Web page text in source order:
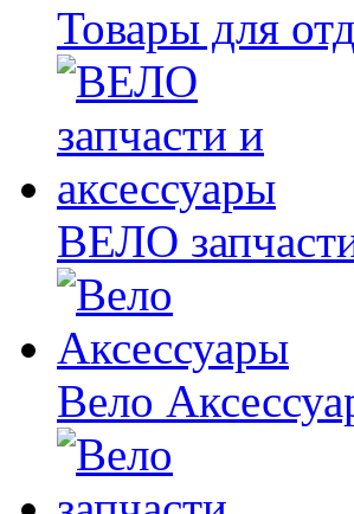
Товары для
ВЕЛО
Вело